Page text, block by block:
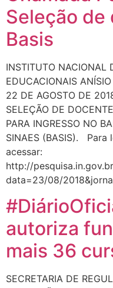
Seleção de
Basis
INSTITUTO NACIONAL
EDUCACIONAIS
22 DE AGOSTO DE
SELEÇÃO DE
PARA INGRESSO NO
SINAES (BASIS).
acessar:
http://
data=23/08/
autoriza
mais 36
SECRETARIA DE